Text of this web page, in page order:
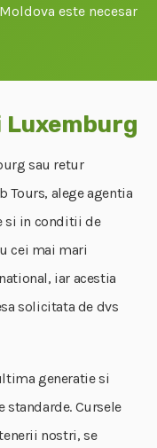
este necesar
Luxemburg
sau retur
Tours, alege agentia
si in conditii de
cei mai mari
iar acestia
solicitata de dvs
generatie si
Cursele
nostri, se